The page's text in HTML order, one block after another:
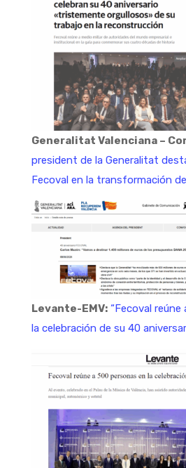
Generalitat Valenciana –
president de la Generalitat
Fecoval en la transformación
Levante-EMV: “Fecoval
la celebración de su 40